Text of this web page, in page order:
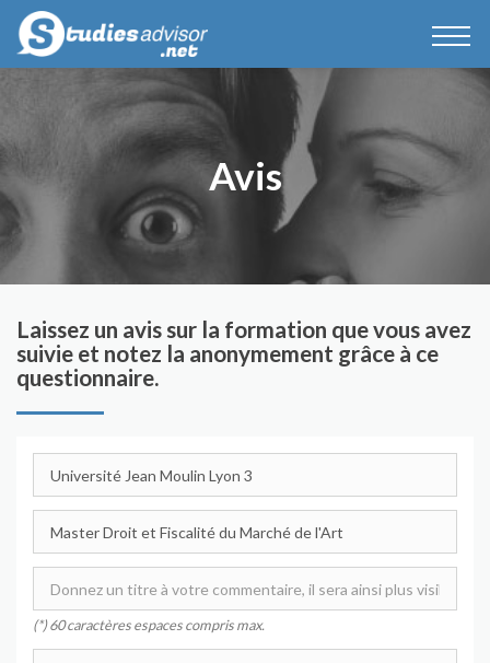
Avis
Laissez un avis sur la formation que vous avez
suivie et notez la anonymement grâce à ce
questionnaire.
(*) 60 caractères espaces compris max.